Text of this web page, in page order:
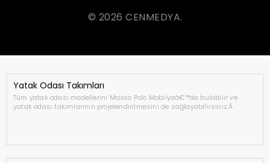
© 2026 CENMEDYA.
Yatak Odası Takımları
Tüm yatak odası modellerini Masko Polo Mobilyaâ€™da bulabilir ve
yatak odası takımlarının projelendirilmesini de sağlayabilirsiniz.Â